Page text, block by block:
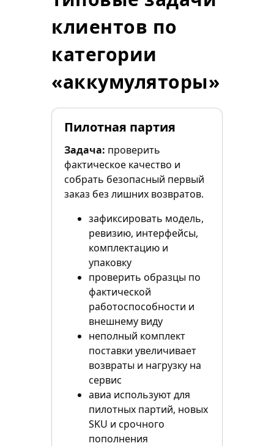
клиентов по
категории
«аккумуляторы»
Пилотная партия
Задача: проверить
фактическое качество и
собрать безопасный первый
заказ без лишних возвратов.
зафиксировать модель,
ревизию, интерфейсы,
комплектацию и
упаковку
проверить образцы по
фактической
работоспособности и
внешнему виду
неполный комплект
поставки увеличивает
возвраты и нагрузку на
сервис
авиа используют для
пилотных партий, новых
SKU и срочного
пополнения